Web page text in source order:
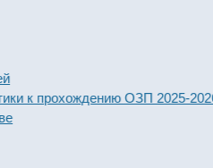
прохождению ОЗП 2025-2026